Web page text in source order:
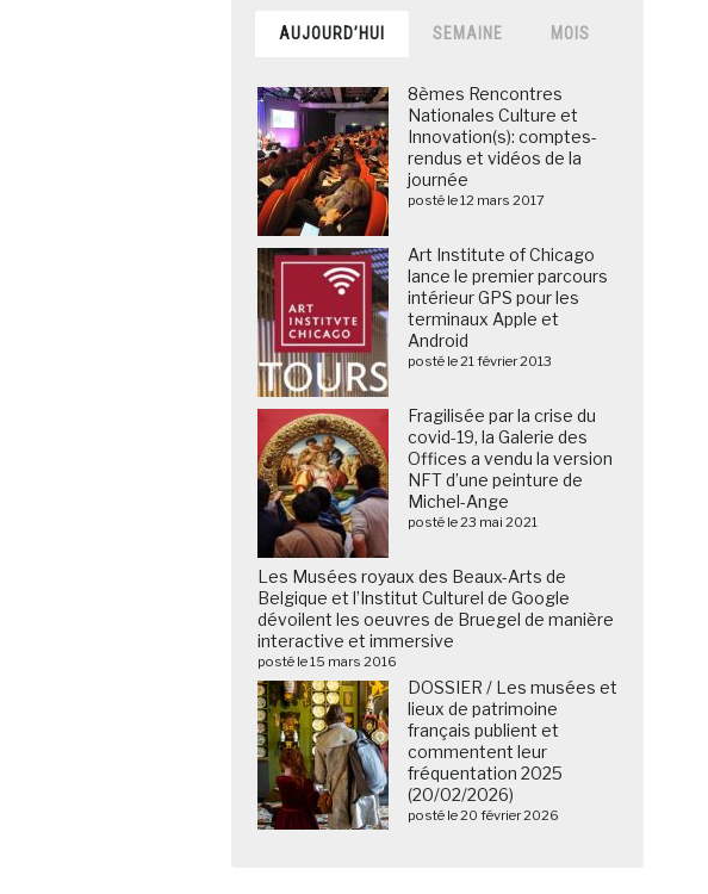
AUJOURD’HUI SEMAINE MOIS
8èmes Rencontres
Nationales Culture et
Innovation(s): comptes-
rendus et vidéos de la
journée
posté le 12 mars 2017
Art Institute of Chicago
lance le premier parcours
intérieur GPS pour les
terminaux Apple et
Android
posté le 21 février 2013
Fragilisée par la crise du
covid-19, la Galerie des
Offices a vendu la version
NFT d’une peinture de
Michel-Ange
posté le 23 mai 2021
Les Musées royaux des Beaux-Arts de
Belgique et l’Institut Culturel de Google
dévoilent les oeuvres de Bruegel de manière
interactive et immersive
posté le 15 mars 2016
DOSSIER / Les musées et
lieux de patrimoine
français publient et
commentent leur
fréquentation 2025
(20/02/2026)
posté le 20 février 2026